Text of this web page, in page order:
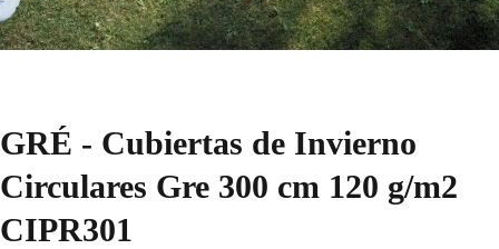
GRÉ - Cubiertas de Invierno
Circulares Gre 300 cm 120 g/m2
CIPR301